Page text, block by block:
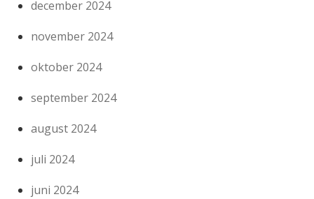
december 2024
november 2024
oktober 2024
september 2024
august 2024
juli 2024
juni 2024